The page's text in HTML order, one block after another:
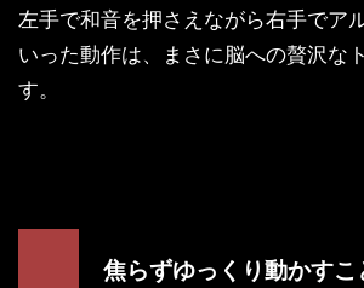
左手で和音を押さえながら右手でア
いった動作は、まさに脳への贅沢な
す。
焦らずゆっくり動かすこ